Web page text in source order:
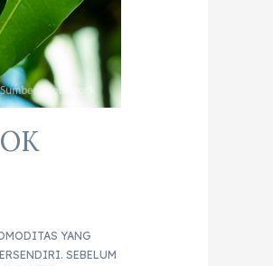
YANG
SEBELUM